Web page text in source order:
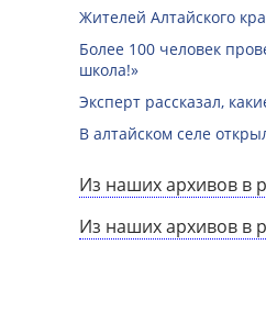
Жителей Алтайского
Более 100 человек
школа!»
Эксперт рассказал,
В алтайском селе
Из наших архивов в
Из наших архивов в